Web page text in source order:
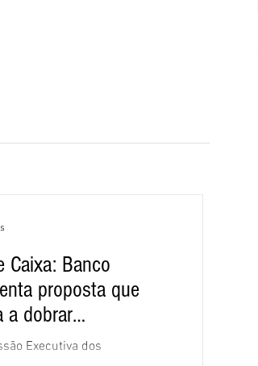
Caixa: Banco
proposta que
a dobrar
Executiva dos